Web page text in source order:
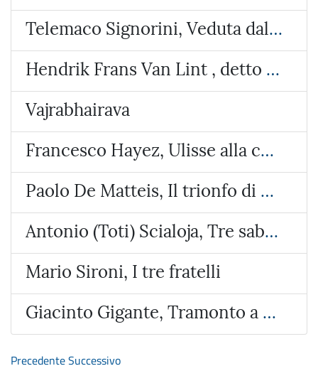
Telemaco Signorini, Veduta dalla costa di Riomaggiore
Hendrik Frans Van Lint , detto lo Studio, Veduta con due paesi e un tempietto circolare
Vajrabhairava
Francesco Hayez, Ulisse alla corte di Alcinoo re dei Feaci
Paolo De Matteis, Il trionfo di Galatea
Antonio (Toti) Scialoja, Tre sabbie
Mario Sironi, I tre fratelli
Giacinto Gigante, Tramonto a Bacoli
PrecedenteSuccessivo